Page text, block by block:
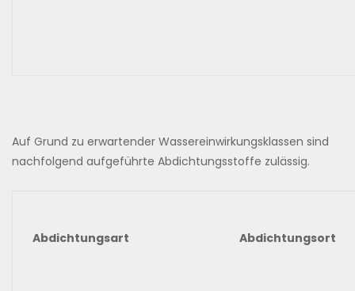
Auf Grund zu erwartender Wassereinwirkungsklassen sind
nachfolgend aufgeführte Abdichtungsstoffe zulässig.
Abdichtungsart Abdichtungsort